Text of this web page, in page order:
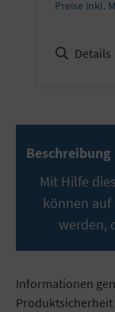
Preise inkl.
Details
Beschreibung
Mit Hilfe
können auf
werden,
Informationen
Produktsicherheit